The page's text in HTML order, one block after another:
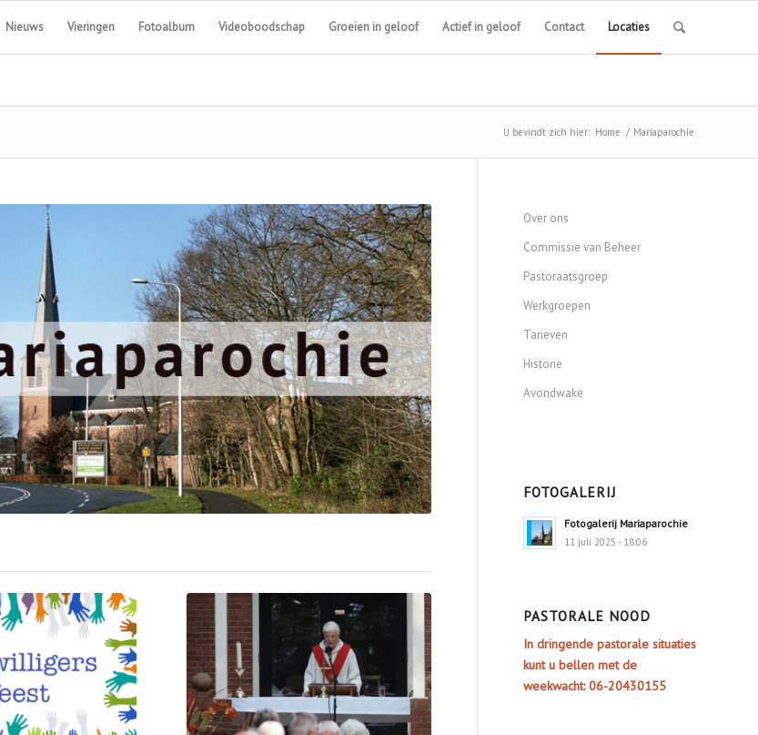
Nieuws Vieringen Fotoalbum Videoboodschap Groeien in geloof Actief in geloof Contact Locaties
U bevindt zich hier: Home / Mariaparochie
Over ons
Commissie van Beheer
Pastoraatsgroep
Werkgroepen
Tarieven
Historie
Avondwake
FOTOGALERIJ
Fotogalerij Mariaparochie
11 juli 2025 - 18:06
PASTORALE NOOD
In dringende pastorale situaties
kunt u bellen met de
weekwacht: 06-20430155